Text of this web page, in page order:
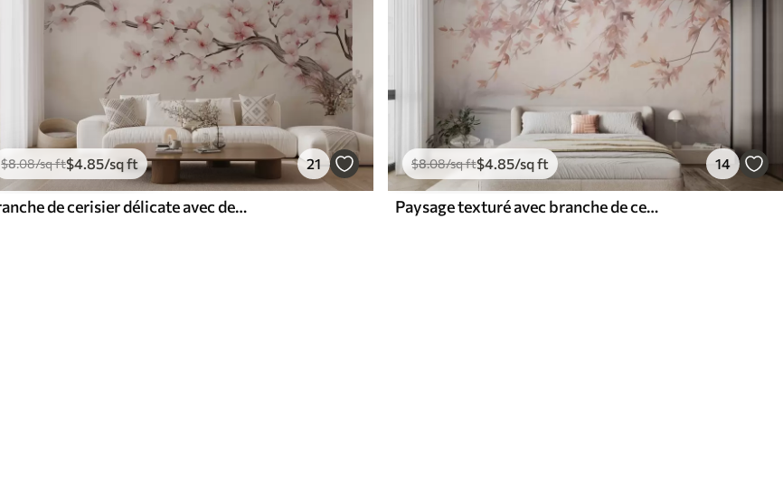
$8.08/sq ft$4 .85/sq ft 21
Branche de cerisier délicate avec des fleurs rose tendre sur un fond clair
$8.08/sq ft$4.85/sq ft 14
Paysage texturé avec branche de cerisier en fleurs, feuilles roses, arrière-plan doux et brumeux